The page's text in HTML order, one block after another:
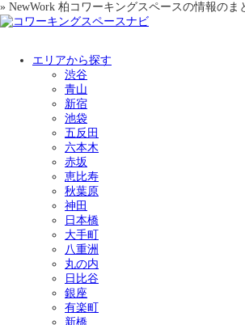
» NewWork 柏コワーキングスペースの情報のま
エリアから探す
渋谷
青山
新宿
池袋
五反田
六本木
赤坂
恵比寿
秋葉原
神田
日本橋
大手町
八重洲
丸の内
日比谷
銀座
有楽町
新橋